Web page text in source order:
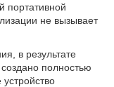
портативной
не вызывает
в результате
полностью